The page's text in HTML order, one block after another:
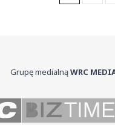
Grupę medialnąWRC